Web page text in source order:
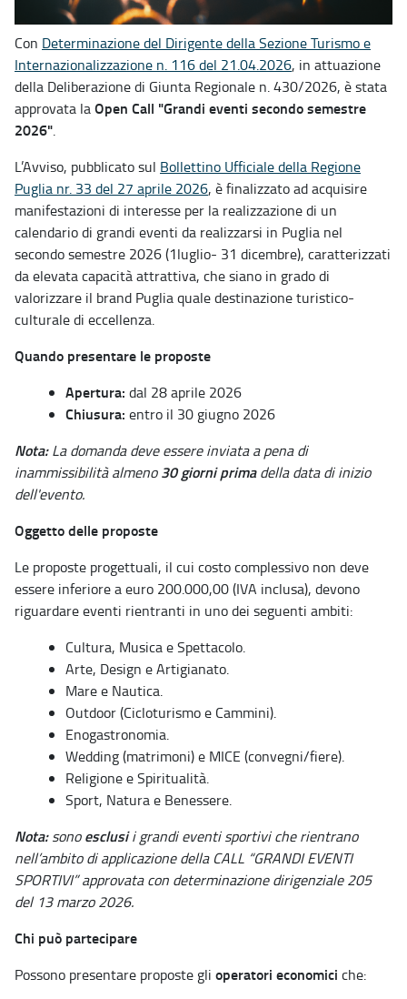
Con Determinazione del Dirigente della Sezione Turismo e
Internazionalizzazione n. 116 del 21.04.2026, in attuazione
della Deliberazione di Giunta Regionale n. 430/2026, è stata
approvata laOpen Call "Grandi eventi secondo semestre
2026".
L’Avviso, pubblicato sul Bollettino Ufficiale della Regione
Puglia nr. 33 del 27 aprile 2026, è finalizzato ad acquisire
manifestazioni di interesse per la realizzazione di un
calendario di grandi eventi da realizzarsi in Puglia nel
secondo semestre 2026 (1luglio- 31 dicembre), caratterizzati
da elevata capacità attrattiva, che siano in grado di
valorizzare il brand Puglia quale destinazione turistico-
culturale di eccellenza.
Quando presentare le proposte
Apertura: dal 28 aprile 2026
Chiusura: entro il 30 giugno 2026
Nota:La domanda deve essere inviata a pena di
inammissibilità almeno30 giorni primadella data di inizio
dell'evento.
Oggetto delle proposte
Le proposte progettuali, il cui costo complessivo non deve
essere inferiore a euro 200.000,00 (IVA inclusa), devono
riguardare eventi rientranti in uno dei seguenti ambiti:
Cultura, Musica e Spettacolo.
Arte, Design e Artigianato.
Mare e Nautica.
Outdoor (Cicloturismo e Cammini).
Enogastronomia.
Wedding (matrimoni) e MICE (convegni/fiere).
Religione e Spiritualità.
Sport, Natura e Benessere.
Nota:sonoesclusii grandi eventi sportivi che rientrano
nell’ambito di applicazione della CALL “GRANDI EVENTI
SPORTIVI” approvata con determinazione dirigenziale 205
del 13 marzo 2026.
Chi può partecipare
Possono presentare proposte gli operatori economici che: